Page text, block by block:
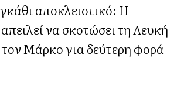
αποκλειστικό: Η
να σκοτώσει τη Λευκή
τον Μάρκο για δεύτερη φορά